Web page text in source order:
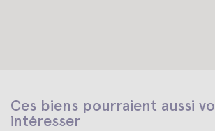
Ces biens pourraient aussi
intéresser